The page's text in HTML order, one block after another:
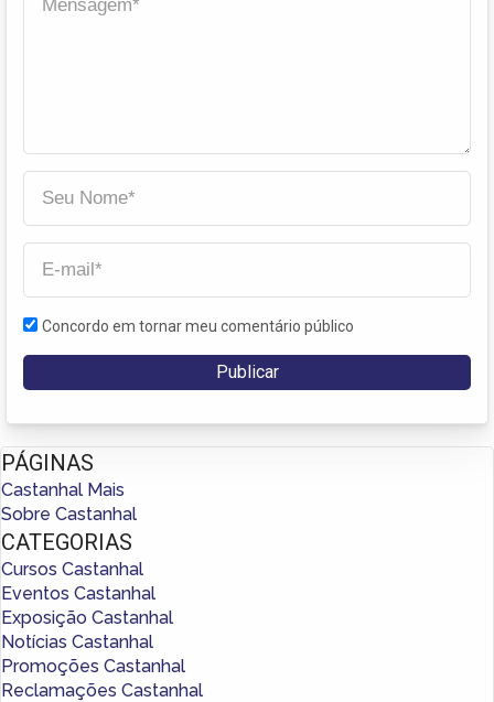
Concordo em tornar meu comentário público
PÁGINAS
Castanhal Mais
Sobre Castanhal
CATEGORIAS
Cursos Castanhal
Eventos Castanhal
Exposição Castanhal
Notícias Castanhal
Promoções Castanhal
Reclamações Castanhal